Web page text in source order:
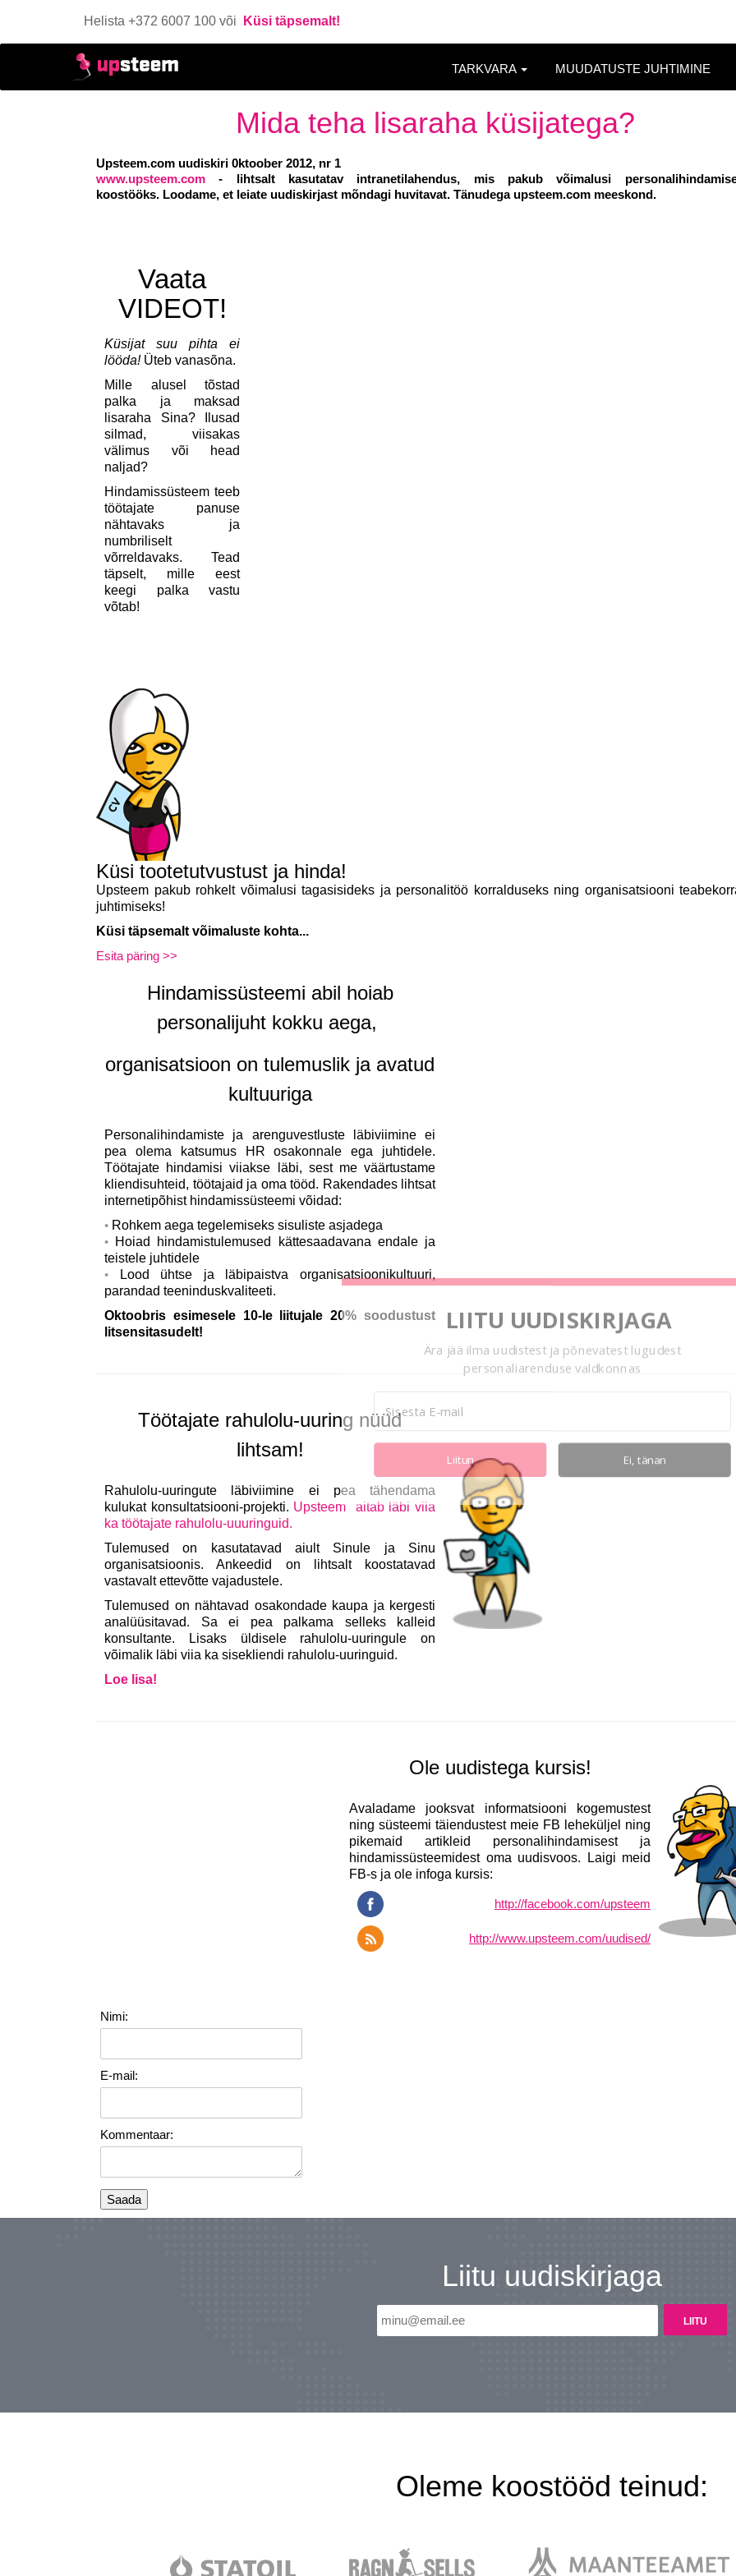
Helista +372 6007 100 või Küsi täpsemalt!
TARKVARA MUUDATUSTE JUHTIMINE
Mida teha lisaraha küsijatega?
Upsteem.com uudiskiri 0ktoober 2012, nr 1
www.upsteem.com- lihtsalt kasutatav intranetilahendus, mis pakub võimalusi
koostööks. Loodame, et leiate uudiskirjast mõndagi huvitavat. Tänudega upsteem.com meeskond.
Vaata
VIDEOT!
Küsijat suu pihta ei
lööda!Üteb vanasõna.
Mille alusel tõstad
palka ja maksad
lisaraha Sina? Ilusad
silmad, viisakas
välimus või head
naljad?
Hindamissüsteem teeb
töötajate panuse
nähtavaks ja
numbriliselt
võrreldavaks. Tead
täpselt, mille eest
keegi palka vastu
võtab!
Küsi tootetutvustust ja hinda!
Upsteem pakub rohkelt võimalusi tagasisideks ja personalitöö korralduseks ning organisatsiooni
juhtimiseks!
Küsi täpsemalt võimaluste kohta...
Esita päring >>
Hindamissüsteemi abil hoiab
personalijuht kokku aega,
organisatsioon on tulemuslik ja avatud
kultuuriga
Personalihindamiste ja arenguvestluste läbiviimine ei
pea olema katsumus HR osakonnale ega juhtidele.
Töötajate hindamisi viiakse läbi, sest me väärtustame
kliendisuhteid, töötajaid ja oma tööd. Rakendades lihtsat
internetipõhist hindamissüsteemi võidad:
Rohkem aega tegelemiseks sisuliste asjadega
Hoiad hindamistulemused kättesaadavana endale ja
teistele juhtidele
Lood ühtse ja läbipaistva organisatsioonikultuuri,
parandad teeninduskvaliteeti.
Oktoobris esimesele 10-le liitujale 20% soodustust
litsensitasudelt!
Töötajate rahulolu-uuring nüüd
lihtsam!
Rahulolu-uuringute läbiviimine ei pea tähendama
kulukat konsultatsiooni-projekti. Upsteem aitab läbi viia
ka töötajate rahulolu-uuuringuid.
Tulemused on kasutatavad aiult Sinule ja Sinu
organisatsioonis. Ankeedid on lihtsalt koostatavad
vastavalt ettevõtte vajadustele.
Tulemused on nähtavad osakondade kaupa ja kergesti
analüüsitavad. Sa ei pea palkama selleks kalleid
konsultante. Lisaks üldisele rahulolu-uuringule on
võimalik läbi viia ka sisekliendi rahulolu-uuringuid.
Loe lisa!
Ole uudistega kursis!
Avaladame jooksvat informatsiooni kogemustest
ning süsteemi täiendustest meie FB leheküljel ning
pikemaid artikleid personalihindamisest ja
hindamissüsteemidest oma uudisvoos. Laigi meid
FB-s ja ole infoga kursis:
http://facebook.com/upsteem
http://www.upsteem.com/uudised/
Nimi:
E-mail:
Kommentaar:
Liitu uudiskirjaga
Oleme koostööd teinud:
LIITU UUDISKIRJAGA
Ära jää ilma uudistest ja põnevatest lugudest
personaliarenduse valdkonnas
Ei, tänan
Liitun